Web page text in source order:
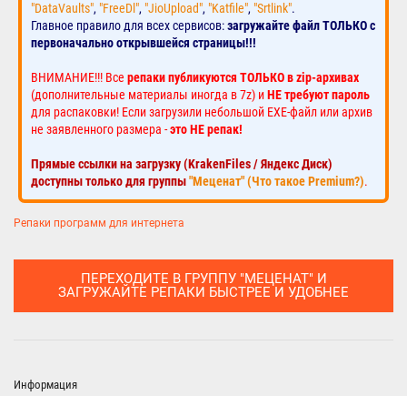
"DataVaults", "FreeDl", "JioUpload", "Katfile", "Srtlink".
Главное правило для всех сервисов:загружайте файл ТОЛЬКО с
первоначально открывшейся страницы!!!
ВНИМАНИЕ!!! Все репаки публикуются ТОЛЬКО в zip-архивах
(дополнительные материалы иногда в 7z) иНЕ требуют пароль
для распаковки! Если загрузили небольшой EXE-файл или архив
не заявленного размера -это НЕ репак!
Прямые ссылки на загрузку (KrakenFiles / Яндекс Диск)
доступны только для группы"Меценат" (Что такое Premium?).
Репаки программ для интернета
ПЕРЕХОДИТЕ В ГРУППУ "МЕЦЕНАТ" И
ЗАГРУЖАЙТЕ РЕПАКИ БЫСТРЕЕ И УДОБНЕЕ
Информация